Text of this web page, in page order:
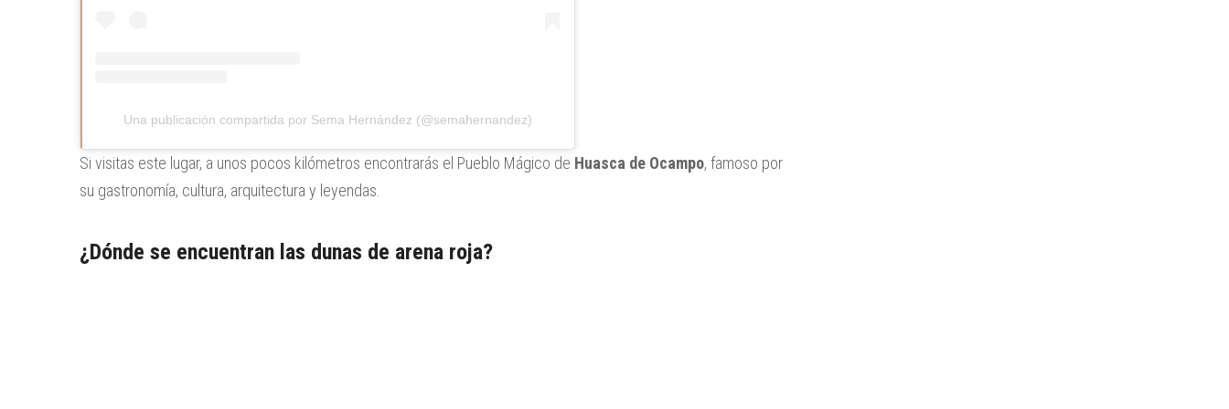
Una publicación compartida por Sema Hernández (@semahernandez)
Si visitas este lugar, a unos pocos kilómetros encontrarás el Pueblo Mágico de Huasca de Ocampo, famoso por
su gastronomía, cultura, arquitectura y leyendas.
¿Dónde se encuentran las dunas de arena roja?